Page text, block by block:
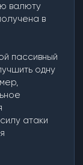
валюту
в
пассивный
одну
атаки